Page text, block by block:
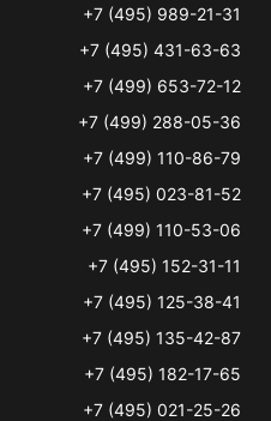
+7 (495) 989-21-31
+7 (495) 431-63-63
+7 (499) 653-72-12
+7 (499) 288-05-36
+7 (499) 110-86-79
+7 (495) 023-81-52
+7 (499) 110-53-06
+7 (495) 152-31-11
+7 (495) 125-38-41
+7 (495) 135-42-87
+7 (495) 182-17-65
+7 (495) 021-25-26